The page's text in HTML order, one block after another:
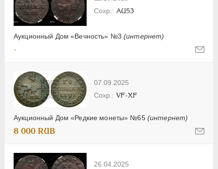
Аукционный Дом «Вечность» №3(интернет)
AU53
-
07.09.2025
Аукционный Дом «Редкие монеты» №65 (интернет)
VF-XF
8 000 RUB
26.04.2025